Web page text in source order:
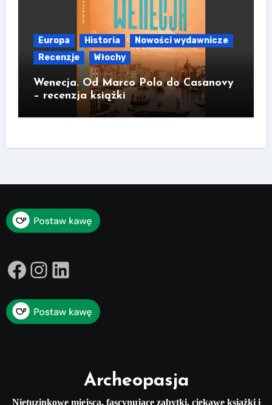
Europa Historia
Nowości wydawnicze
Recenzje
Włochy
Wenecja. Od Marco Polo do Casanovy
– recenzja książki
Facebook
Instagram
LinkedIn
Archeopasja
Nietuzinkowe miejsca, fascynujące zabytki, ciekawe książki i